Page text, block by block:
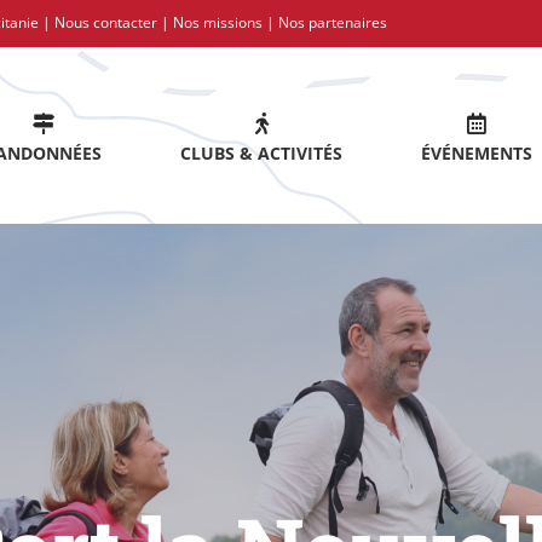
| Nous contacter | Nos missions | Nos partenaires
CLUBS & ACTIVITÉS ÉVÉNEMENTS